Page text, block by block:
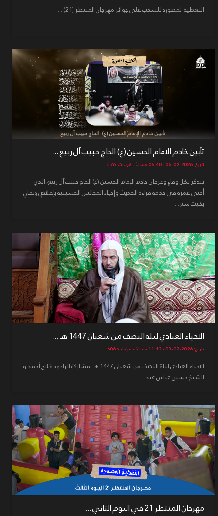
التغطية المصورة للسحب على جوائز مهرجان المنتظر (21) ...
تأبين خادم الامام الحسين (ع) الحاج حبيب آل ربيع ...
تاريخ: 2026-02-06 - 06:40 مساءً - قراءات: 576
نتذكر بكل وفاءٍ وعرفان خادم الإمام الحسين (ع) الحاج حبيب آل ربيع، الذي
أفنى عمره في خدمة قراءة الحديث وإحياء المجالس الحسينية بإخلاصٍ وتفانٍ
بقيت سير...
الاحياء العبادي ليلة النصف من شعبان 1447 هـ ...
تاريخ: 2026-02-03 - 11:13 مساءً - قراءات: 606
الاحياء العبادي ليلة النصف من شعبان 1447 هـ بمشاركة الرادود فلاح أحمد و
الشيخ حسين عباس عيد ...
مهرجان المنتظر 21 في اليوم الثاني ...